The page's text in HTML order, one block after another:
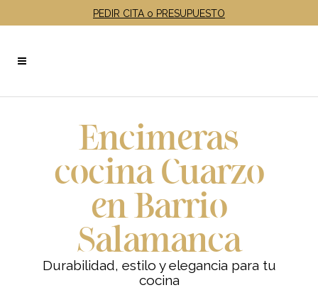
PEDIR CITA o PRESUPUESTO
Encimeras
cocina Cuarzo
en Barrio
Salamanca
Durabilidad, estilo y elegancia para tu
cocina